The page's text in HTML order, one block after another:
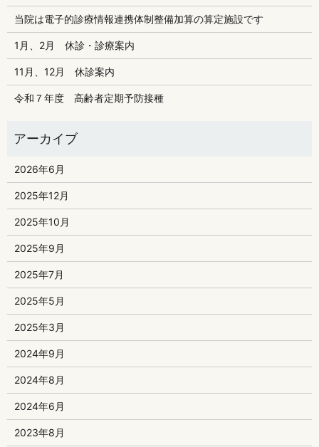
当院は電子的診療情報連携体制整備加算の算定施設です
1月、2月 休診・診療案内
11月、12月 休診案内
令和７年度 高齢者定期予防接種
2026年6月
2025年12月
2025年10月
2025年9月
2025年7月
2025年5月
2025年3月
2024年9月
2024年8月
2024年6月
2023年8月